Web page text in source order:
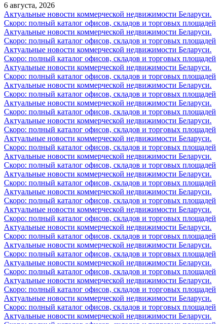
6 августа, 2026
Актуальные новости коммерческой недвижимости Беларуси.
Скоро: полный каталог офисов, складов и торговых площадей
Актуальные новости коммерческой недвижимости Беларуси.
Скоро: полный каталог офисов, складов и торговых площадей
Актуальные новости коммерческой недвижимости Беларуси.
Скоро: полный каталог офисов, складов и торговых площадей
Актуальные новости коммерческой недвижимости Беларуси.
Скоро: полный каталог офисов, складов и торговых площадей
Актуальные новости коммерческой недвижимости Беларуси.
Скоро: полный каталог офисов, складов и торговых площадей
Актуальные новости коммерческой недвижимости Беларуси.
Скоро: полный каталог офисов, складов и торговых площадей
Актуальные новости коммерческой недвижимости Беларуси.
Скоро: полный каталог офисов, складов и торговых площадей
Актуальные новости коммерческой недвижимости Беларуси.
Скоро: полный каталог офисов, складов и торговых площадей
Актуальные новости коммерческой недвижимости Беларуси.
Скоро: полный каталог офисов, складов и торговых площадей
Актуальные новости коммерческой недвижимости Беларуси.
Скоро: полный каталог офисов, складов и торговых площадей
Актуальные новости коммерческой недвижимости Беларуси.
Скоро: полный каталог офисов, складов и торговых площадей
Актуальные новости коммерческой недвижимости Беларуси.
Скоро: полный каталог офисов, складов и торговых площадей
Актуальные новости коммерческой недвижимости Беларуси.
Скоро: полный каталог офисов, складов и торговых площадей
Актуальные новости коммерческой недвижимости Беларуси.
Скоро: полный каталог офисов, складов и торговых площадей
Актуальные новости коммерческой недвижимости Беларуси.
Скоро: полный каталог офисов, складов и торговых площадей
Актуальные новости коммерческой недвижимости Беларуси.
Скоро: полный каталог офисов, складов и торговых площадей
Актуальные новости коммерческой недвижимости Беларуси.
Скоро: полный каталог офисов, складов и торговых площадей
Актуальные новости коммерческой недвижимости Беларуси.